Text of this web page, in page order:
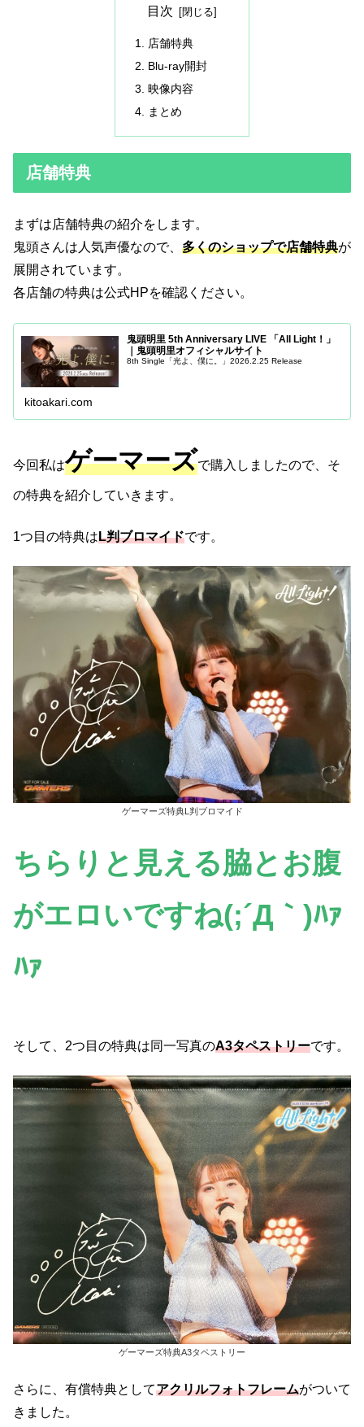
目次
店舗特典
Blu-ray開封
映像内容
まとめ
店舗特典
まずは店舗特典の紹介をします。
鬼頭さんは人気声優なので、 多くのショップで店舗特典が
展開されています。
各店舗の特典は公式HPを確認ください。
鬼頭明里 5th Anniversary LIVE 「All Light！」
｜鬼頭明里オフィシャルサイト
8th Single「光よ、僕に。」2026.2.25 Release
kitoakari.com
今回私はゲーマーズで購入しましたので、そ
の特典を紹介していきます。
1つ目の特典はL判ブロマイドです。
ゲーマーズ特典L判ブロマイド
ちらりと見える脇とお腹
がエロいですね(;´Д｀)ﾊｧ
ﾊｧ
そして、2つ目の特典は同一写真のA3タペストリーです。
ゲーマーズ特典A3タペストリー
さらに、有償特典としてアクリルフォトフレームがついて
きました。